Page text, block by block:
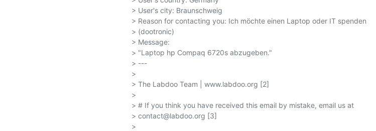
> User's city: Braunschweig
> Reason for contacting you: Ich möchte einen Laptop oder IT spenden
> (dootronic)
> Message:
> "Laptop hp Compaq 6720s abzugeben."
> ---
>
> The Labdoo Team | www.labdoo.org [2]
>
> # If you think you have received this email by mistake, email us at
> contact@labdoo.org [3]
>